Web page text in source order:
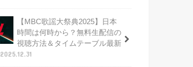
【MBC歌謡大祭典2025】日本
時間は何時から？無料生配信の
視聴方法＆タイムテーブル最新
2025.12.31